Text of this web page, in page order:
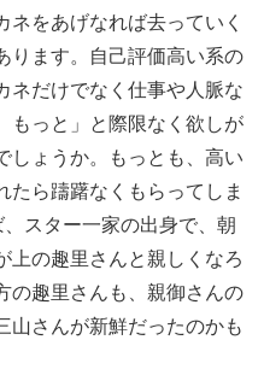
ネをあげなれば去っていく
ります。自己評価高い系の
ネだけでなく仕事や人脈な
もっと」と際限なく欲しが
しょうか。もっとも、高い
たら躊躇なくもらってしま
、スター一家の出身で、朝
上の趣里さんと親しくなろ
の趣里さんも、親御さんの
山さんが新鮮だったのかも